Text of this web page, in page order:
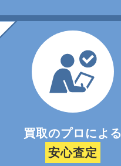
買取のプロによる
安心査定